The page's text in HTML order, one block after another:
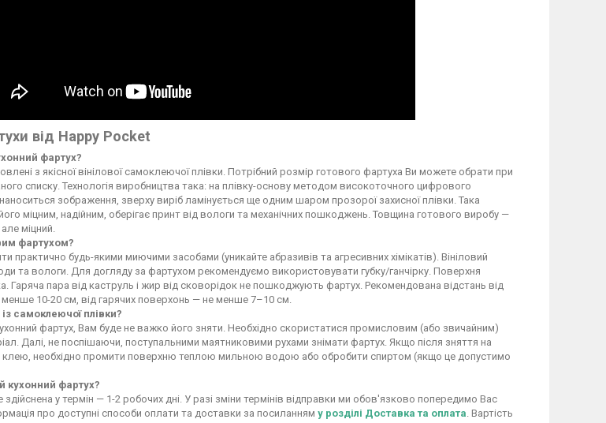
від Happy Pocket
фартух?
з якісної вінілової самоклеючої плівки. Потрібний розмір готового фартуха Ви можете обрати при
списку. Технологія виробництва така: на плівку-основу методом високоточного цифрового
зображення, зверху виріб ламінується ще одним шаром прозорої захисної плівки. Така
міцним, надійним, оберігає принт від вологи та механічних пошкоджень. Товщина готового виробу —
міцний.
фартухом?
практично будь-якими миючими засобами (уникайте абразивів та агресивних хімікатів). Вініловий
та вологи. Для догляду за фартухом рекомендуємо використовувати губку/ганчірку. Поверхня
Гаряча пара від каструль і жир від сковорідок не пошкоджують фартух. Рекомендована відстань від
10-20 см, від гарячих поверхонь — не менше 7–10 см.
самоклеючої плівки?
фартух, Вам буде не важко його зняти. Необхідно скористатися промисловим (або звичайним)
Далі, не поспішаючи, поступальними маятниковими рухами знімати фартух. Якщо після зняття на
клею, необхідно промити поверхню теплою мильною водою або обробити спиртом (якщо це допустимо
кухонний фартух?
у термін — 1-2 робочих дні. У разі зміни термінів відправки ми обов'язково попередимо Вас
про доступні способи оплати та доставки за посиланням у розділі Доставка та оплата . Вартість